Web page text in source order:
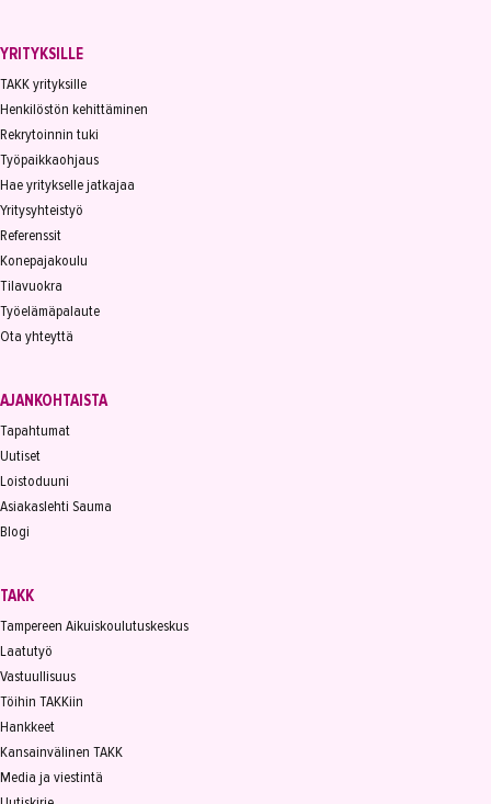
YRITYKSILLE
TAKK yrityksille
Henkilöstön kehittäminen
Rekrytoinnin tuki
Työpaikkaohjaus
Hae yritykselle jatkajaa
Yritysyhteistyö
Referenssit
Konepajakoulu
Tilavuokra
Työelämäpalaute
Ota yhteyttä
AJANKOHTAISTA
Tapahtumat
Uutiset
Loistoduuni
Asiakaslehti Sauma
Blogi
TAKK
Tampereen Aikuiskoulutuskeskus
Laatutyö
Vastuullisuus
Töihin TAKKiin
Hankkeet
Kansainvälinen TAKK
Media ja viestintä